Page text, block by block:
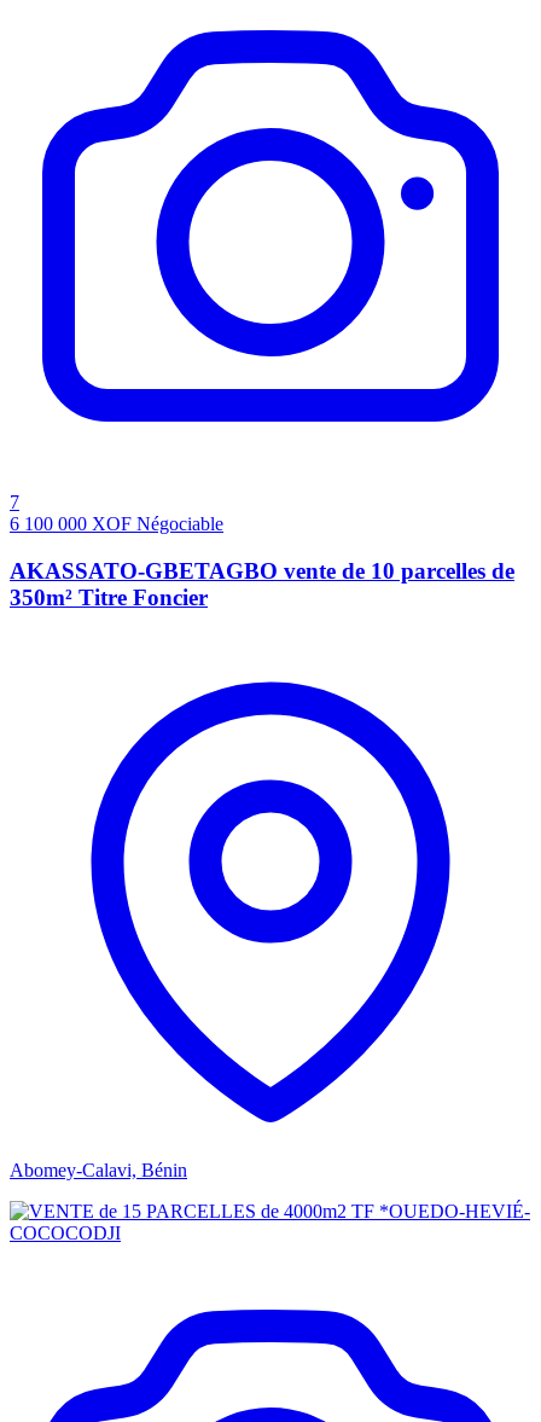
7
6 100 000 XOF Négociable
AKASSATO-GBETAGBO vente de 10 parcelles de
350m² Titre Foncier
Abomey-Calavi, Bénin